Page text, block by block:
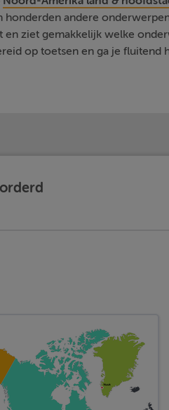
andere
ziet gemakkelijk welke
op toetsen en ga je fluitend